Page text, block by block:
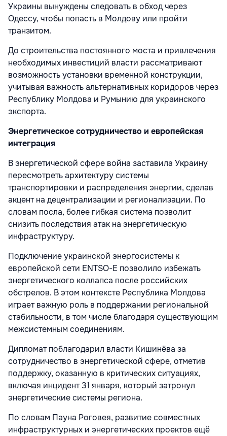
Украины вынуждены следовать в обход через
Одессу, чтобы попасть в Молдову или пройти
транзитом.
До строительства постоянного моста и привлечения
необходимых инвестиций власти рассматривают
возможность установки временной конструкции,
учитывая важность альтернативных коридоров через
Республику Молдова и Румынию для украинского
экспорта.
Энергетическое сотрудничество и европейская
интеграция
В энергетической сфере война заставила Украину
пересмотреть архитектуру системы
транспортировки и распределения энергии, сделав
акцент на децентрализации и регионализации. По
словам посла, более гибкая система позволит
снизить последствия атак на энергетическую
инфраструктуру.
Подключение украинской энергосистемы к
европейской сети ENTSO-E позволило избежать
энергетического коллапса после российских
обстрелов. В этом контексте Республика Молдова
играет важную роль в поддержании региональной
стабильности, в том числе благодаря существующим
межсистемным соединениям.
Дипломат поблагодарил власти Кишинёва за
сотрудничество в энергетической сфере, отметив
поддержку, оказанную в критических ситуациях,
включая инцидент 31 января, который затронул
энергетические системы региона.
По словам Пауна Роговея, развитие совместных
инфраструктурных и энергетических проектов ещё